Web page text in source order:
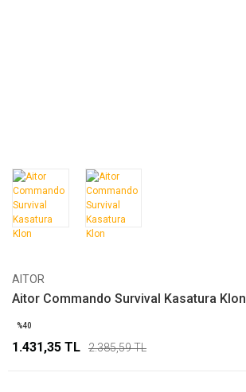
AITOR
Aitor Commando Survival Kasatura Klon
%40
1.431,35 TL 2.385,59 TL